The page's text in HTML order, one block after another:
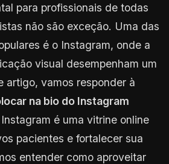
para profissionais de todas
não são exceção. Uma das
é o Instagram, onde a
visual desempenham um
artigo, vamos responder à
na bio do Instagram
é uma vitrine online
pacientes e fortalecer sua
entender como aproveitar